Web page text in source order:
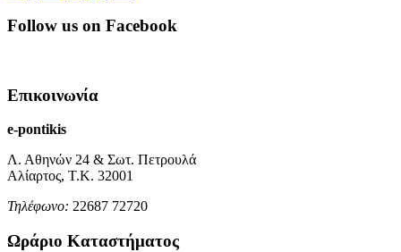
Follow us on Facebook
Επικοινωνία
e-pontikis
Λ. Αθηνών 24 & Σωτ. Πετρουλά
Αλίαρτος, Τ.Κ. 32001
Τηλέφωνο: 22687 72720
Ωράριο Καταστήματος